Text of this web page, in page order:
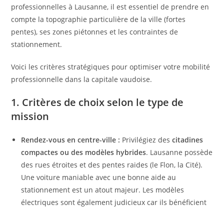
professionnelles à Lausanne, il est essentiel de prendre en
compte la topographie particulière de la ville (fortes
pentes), ses zones piétonnes et les contraintes de
stationnement.
Voici les critères stratégiques pour optimiser votre mobilité
professionnelle dans la capitale vaudoise.
1. Critères de choix selon le type de
mission
Rendez-vous en centre-ville : Privilégiez descitadines
compactes ou des modèles hybrides. Lausanne possède
des rues étroites et des pentes raides (le Flon, la Cité).
Une voiture maniable avec une bonne aide au
stationnement est un atout majeur. Les modèles
électriques sont également judicieux car ils bénéficient